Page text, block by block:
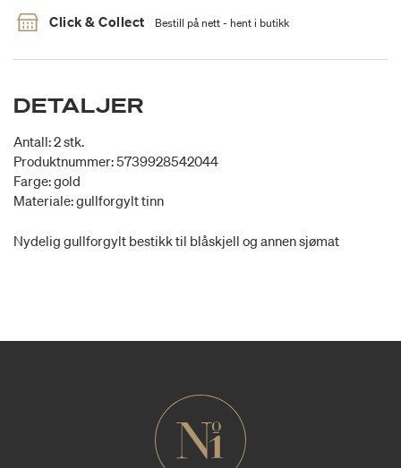
Click & Collect Bestill på nett - hent i butikk
DETALJER
Antall: 2 stk.
Produktnummer: 5739928542044
Farge: gold
Materiale: gullforgylt tinn
Nydelig gullforgylt bestikk til blåskjell og annen sjømat